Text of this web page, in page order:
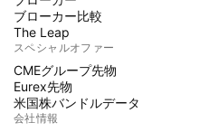
ブローカー比較
The Leap
スペシャルオファー
CMEグループ先物
Eurex先物
米国株バンドルデータ
会社情報